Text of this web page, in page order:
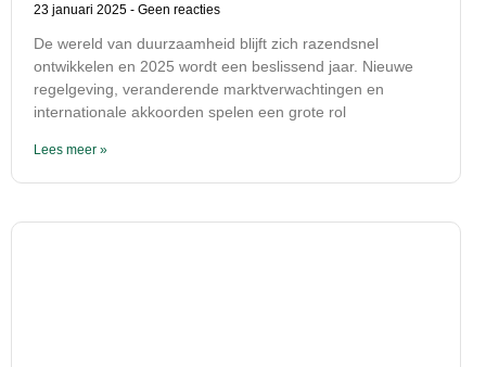
23 januari 2025 Geen reacties
De wereld van duurzaamheid blijft zich razendsnel
ontwikkelen en 2025 wordt een beslissend jaar. Nieuwe
regelgeving, veranderende marktverwachtingen en
internationale akkoorden spelen een grote rol
Lees meer »